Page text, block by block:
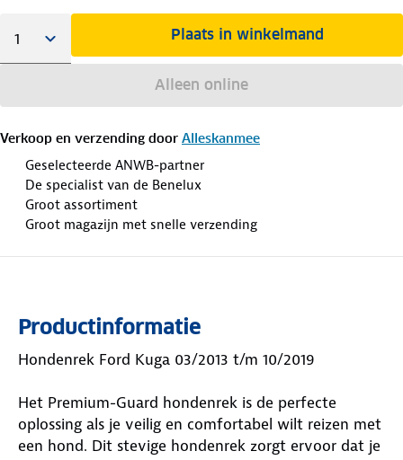
Plaats in winkelmand
Alleen online
Verkoop en verzending door Alleskanmee
Geselecteerde ANWB-partner
De specialist van de Benelux
Groot assortiment
Groot magazijn met snelle verzending
Productinformatie
Hondenrek Ford Kuga 03/2013 t/m 10/2019
Het Premium-Guard hondenrek is de perfecte
oplossing als je veilig en comfortabel wilt reizen met
een hond. Dit stevige hondenrek zorgt ervoor dat je